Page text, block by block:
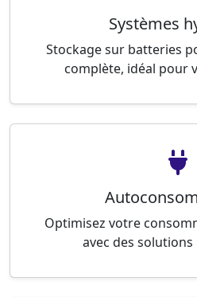
Systèmes
Stockage sur batteries
complète, idéal pour
Optimisez votre
avec des